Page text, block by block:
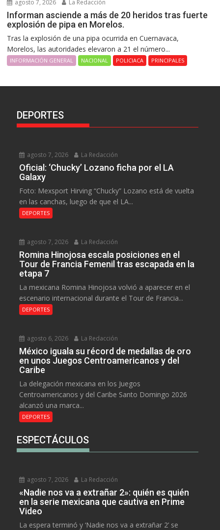
agosto 7, 2026 La Redacción
Informan asciende a más de 20 heridos tras fuerte
explosión de pipa en Morelos.
Tras la explosión de una pipa ocurrida en Cuernavaca,
Morelos, las autoridades elevaron a 21 el número...
INFORMACIÓN GENERAL NACIONAL POLICIACA PRINCIPALES
DEPORTES
agosto 7, 2026 La Redacción
Oficial: ‘Chucky’ Lozano ficha por el LA
Galaxy
Foto: Mexsport Hirving “Chucky” Lozano está de vuelta
en las canchas, luego de que el LA...
DEPORTES
agosto 7, 2026 La Redacción
Romina Hinojosa escala posiciones en el
Tour de Francia Femenil tras escapada en la
etapa 7
La mexicana Romina Hinojosa volvió a aparecer en el
escenario internacional durante el Tour de Francia...
DEPORTES
agosto 6, 2026 La Redacción
México iguala su récord de medallas de oro
en unos Juegos Centroamericanos y del
Caribe
La delegación mexicana en los Juegos
Centroamericanos y del Caribe Santo Domingo 2026
alcanzó una marca...
DEPORTES
ESPECTÁCULOS
agosto 7, 2026 La Redacción
«Nadie nos va a extrañar 2»: quién es quién
en la serie mexicana que cautiva en Prime
Video
La espera terminó y ‘Nadie nos va a extrañar 2’ se